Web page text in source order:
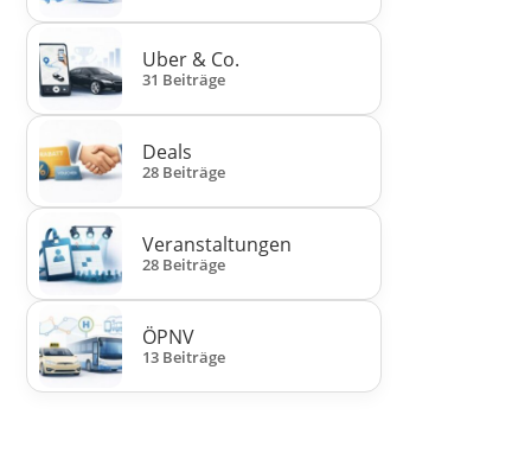
Uber & Co.
31 Beiträge
Deals
28 Beiträge
Veranstaltungen
28 Beiträge
ÖPNV
13 Beiträge